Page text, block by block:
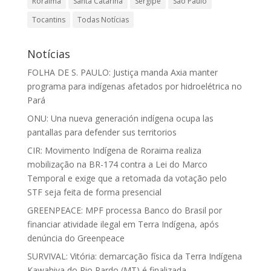
Tocantins
Todas Notícias
Notícias
FOLHA DE S. PAULO: Justiça manda Axia manter
programa para indígenas afetados por hidroelétrica no
Pará
ONU: Una nueva generación indígena ocupa las
pantallas para defender sus territorios
CIR: Movimento Indígena de Roraima realiza
mobilização na BR-174 contra a Lei do Marco
Temporal e exige que a retomada da votação pelo
STF seja feita de forma presencial
GREENPEACE: MPF processa Banco do Brasil por
financiar atividade ilegal em Terra Indígena, após
denúncia do Greenpeace
SURVIVAL: Vitória: demarcação física da Terra Indígena